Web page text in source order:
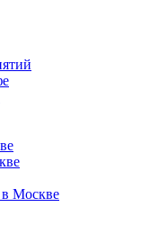
Москве